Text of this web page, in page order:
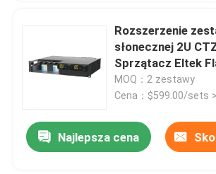
Rozszerzenie
słonecznej 2U
Sprzątacz Eltek
System
MOQ：2 zestawy
Cena：$599.00/sets
Najlepsza cena